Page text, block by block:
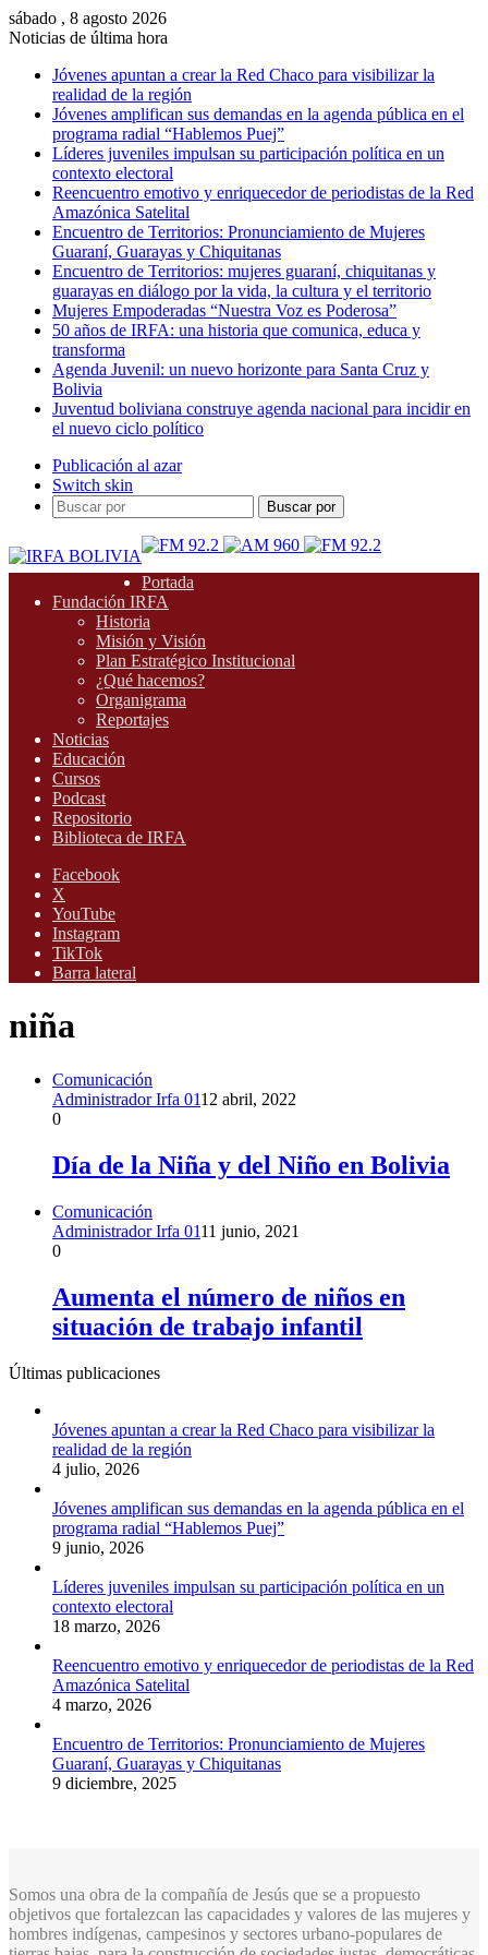
sábado , 8 agosto 2026
Noticias de última hora
Jóvenes apuntan a crear la Red Chaco para visibilizar la
realidad de la región
Jóvenes amplifican sus demandas en la agenda pública en el
programa radial “Hablemos Puej”
Líderes juveniles impulsan su participación política en un
contexto electoral
Reencuentro emotivo y enriquecedor de periodistas de la Red
Amazónica Satelital
Encuentro de Territorios: Pronunciamiento de Mujeres
Guaraní, Guarayas y Chiquitanas
Encuentro de Territorios: mujeres guaraní, chiquitanas y
guarayas en diálogo por la vida, la cultura y el territorio
Mujeres Empoderadas “Nuestra Voz es Poderosa”
50 años de IRFA: una historia que comunica, educa y
transforma
Agenda Juvenil: un nuevo horizonte para Santa Cruz y
Bolivia
Juventud boliviana construye agenda nacional para incidir en
el nuevo ciclo político
Publicación al azar
Switch skin
Buscar por
Portada
Fundación IRFA
Historia
Misión y Visión
Plan Estratégico Institucional
¿Qué hacemos?
Organigrama
Reportajes
Noticias
Educación
Cursos
Podcast
Repositorio
Biblioteca de IRFA
Facebook
X
YouTube
Instagram
TikTok
Barra lateral
niña
Comunicación
Administrador Irfa 0112 abril, 2022
0
Día de la Niña y del Niño en Bolivia
Comunicación
Administrador Irfa 0111 junio, 2021
0
Aumenta el número de niños en
situación de trabajo infantil
Últimas publicaciones
Jóvenes apuntan a crear la Red Chaco para visibilizar la
realidad de la región
4 julio, 2026
Jóvenes amplifican sus demandas en la agenda pública en el
programa radial “Hablemos Puej”
9 junio, 2026
Líderes juveniles impulsan su participación política en un
contexto electoral
18 marzo, 2026
Reencuentro emotivo y enriquecedor de periodistas de la Red
Amazónica Satelital
4 marzo, 2026
Encuentro de Territorios: Pronunciamiento de Mujeres
Guaraní, Guarayas y Chiquitanas
9 diciembre, 2025
Somos una obra de la compañía de Jesús que se a propuesto
objetivos que fortalezcan las capacidades y valores de las mujeres y
hombres indígenas, campesinos y sectores urbano-populares de